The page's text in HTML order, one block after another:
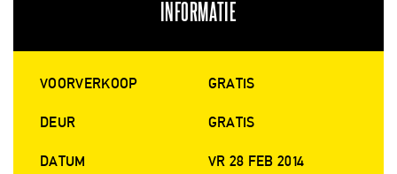
INFORMATIE
VOORVERKOOP GRATIS
DEUR GRATIS
DATUM VR 28 FEB 2014